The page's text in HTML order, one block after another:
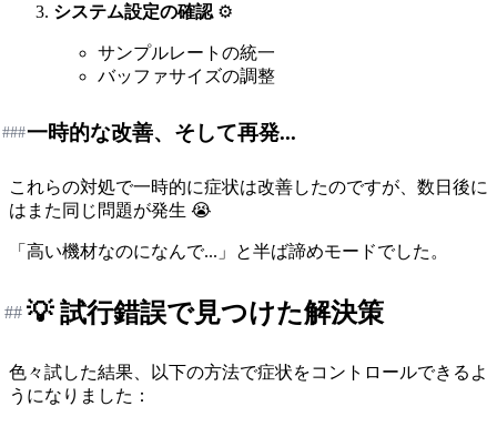
システム設定の確認 ⚙️
サンプルレートの統一
バッファサイズの調整
一時的な改善、そして再発...
###
これらの対処で一時的に症状は改善したのですが、数日後に
はまた同じ問題が発生 😭
「高い機材なのになんで...」と半ば諦めモードでした。
💡 試行錯誤で見つけた解決策
##
色々試した結果、以下の方法で症状をコントロールできるよ
うになりました：